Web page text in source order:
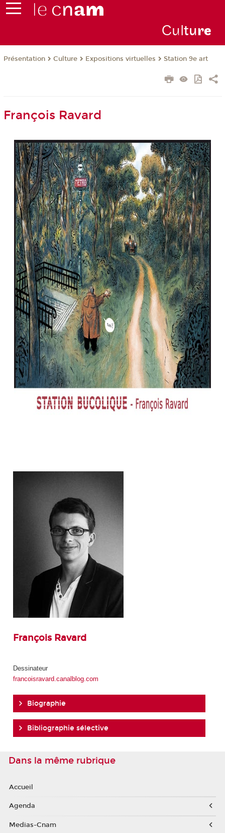
Culture
Présentation Culture Expositions virtuelles Station 9e art
François Ravard
François Ravard
Dessinateur
francoisravard.canalblog.com
Biographie
Bibliographie sélective
Dans la même rubrique
Accueil
Agenda
Medias-Cnam